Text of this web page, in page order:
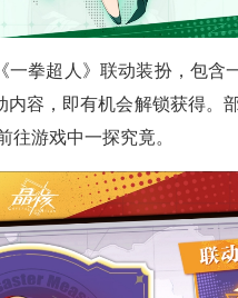
一拳超人》联动装扮，包
容，即有机会解锁获得。
往游戏中一探究竟。